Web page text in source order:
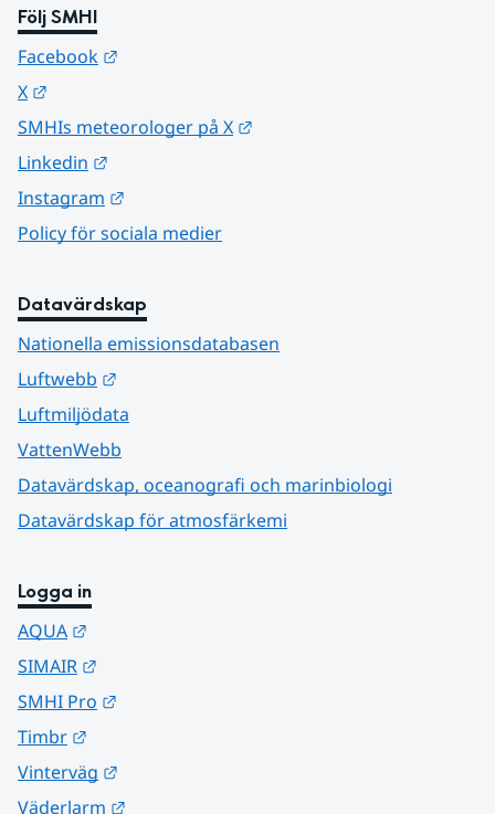
Följ SMHI
Facebook
X
SMHIs meteorologer på X
Linkedin
Instagram
Policy för sociala medier
Datavärdskap
Nationella emissionsdatabasen
Luftwebb
Luftmiljödata
VattenWebb
Datavärdskap, oceanografi och marinbiologi
Datavärdskap för atmosfärkemi
Logga in
AQUA
SIMAIR
SMHI Pro
Timbr
Vinterväg
Väderlarm